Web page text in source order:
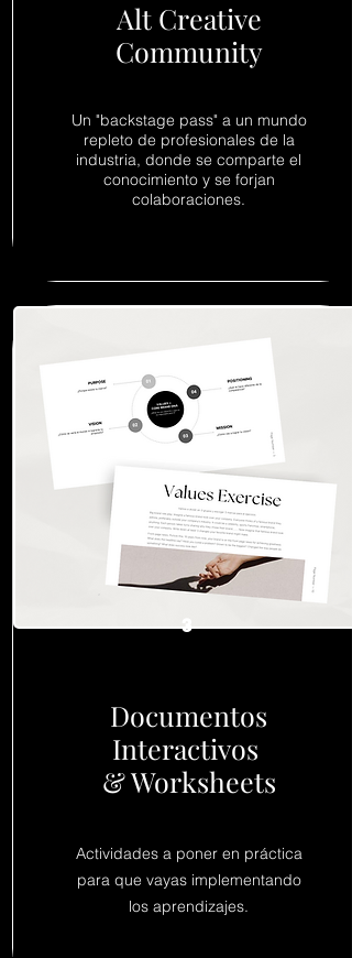
Alt Creative
Community
​Un "backstage pass" a un mundo
repleto de profesionales de la
industria, donde se comparte el
conocimiento y se forjan
colaboraciones.
3
Documentos
Interactivos
& Worksheets
Actividades a poner en práctica
para que vayas implementando
los aprendizajes.